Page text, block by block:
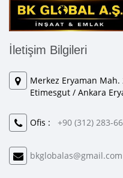
İletişim Bilgileri
Merkez Eryaman Mah.
Etimesgut / Ankara
Ofis : +90 (312) 283-
bkglobalas@gmail.com